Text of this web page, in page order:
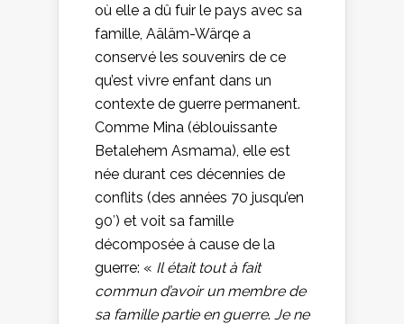
où elle a dû fuir le pays avec sa
famille, Aäläm-Wärqe a
conservé les souvenirs de ce
qu’est vivre enfant dans un
contexte de guerre permanent.
Comme Mina (éblouissante
Betalehem Asmama), elle est
née durant ces décennies de
conflits (des années 70 jusqu’en
90′) et voit sa famille
décomposée à cause de la
guerre: « Il était tout à fait
commun d’avoir un membre de
sa famille partie en guerre. Je ne